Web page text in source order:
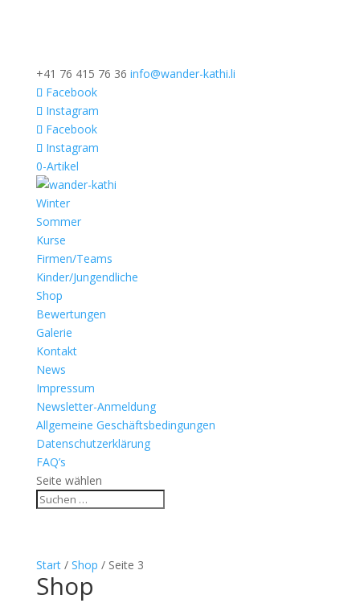
+41 76 415 76 36 info@wander-kathi.li
Facebook
Instagram
Facebook
Instagram
0-Artikel
Winter
Sommer
Kurse
Firmen/Teams
Kinder/Jungendliche
Shop
Bewertungen
Galerie
Kontakt
News
Impressum
Newsletter-Anmeldung
Allgemeine Geschäftsbedingungen
Datenschutzerklärung
FAQ’s
Seite wählen
Start/ Shop / Seite 3
Shop